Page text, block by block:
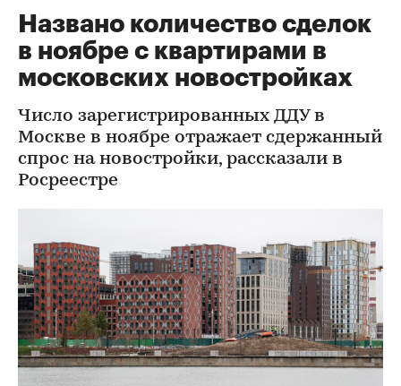
Названо количество сделок
в ноябре с квартирами в
московских новостройках
Число зарегистрированных ДДУ в
Москве в ноябре отражает сдержанный
спрос на новостройки, рассказали в
Росреестре